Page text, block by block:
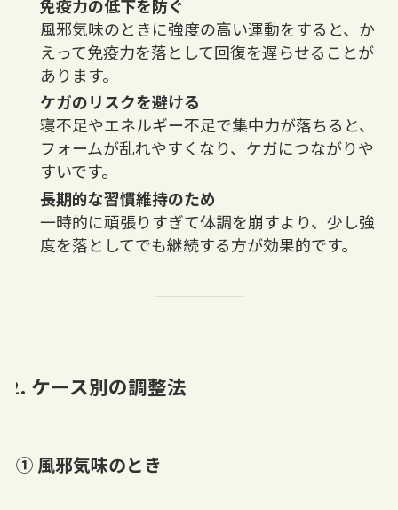
免疫力の低下を防ぐ
風邪気味のときに強度の高い運動をすると、か
えって免疫力を落として回復を遅らせることが
あります。
ケガのリスクを避ける
寝不足やエネルギー不足で集中力が落ちると、
フォームが乱れやすくなり、ケガにつながりや
すいです。
長期的な習慣維持のため
一時的に頑張りすぎて体調を崩すより、少し強
度を落としてでも継続する方が効果的です。
2. ケース別の調整法
① 風邪気味のとき